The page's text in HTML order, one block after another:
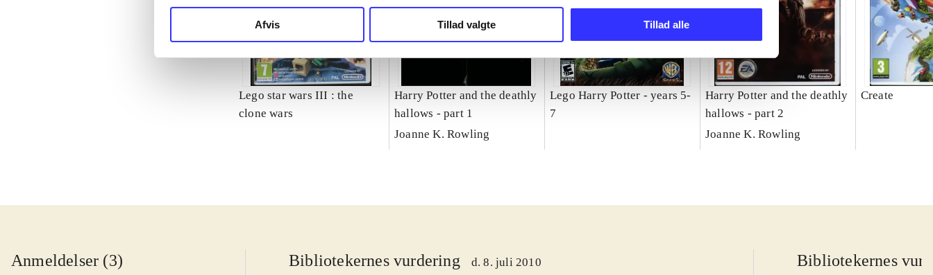
Afvis Tillad valgte Tillad alle
Lego star wars III : the
clone wars
Harry Potter and the deathly
hallows - part 1
Joanne K. Rowling
Lego Harry Potter - years 5-
7
Harry Potter and the deathly
hallows - part 2
Joanne K. Rowling
Create
Anmeldelser (3) Bibliotekernes vurdering d. 8. juli 2010 Bibliotekernes